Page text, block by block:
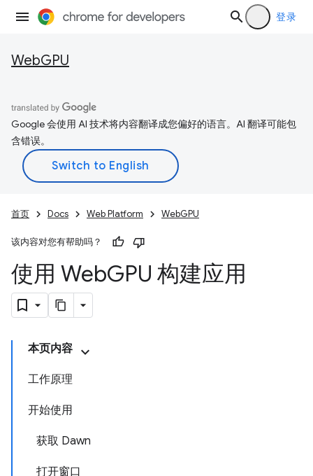
登录
WebGPU
Google 会使用 AI 技术将内容翻译成您偏好的语言。AI 翻译可能包
含错误。
首页 Docs Web Platform WebGPU
该内容对您有帮助吗？
使用 WebGPU 构建应用
本页内容
工作原理
开始使用
获取 Dawn
打开窗口